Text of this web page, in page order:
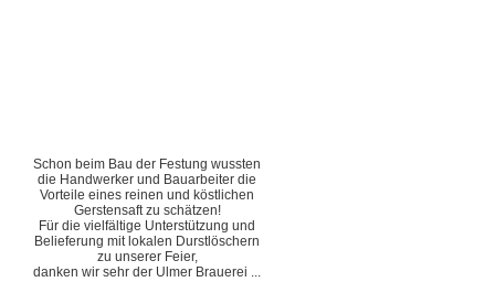
Schon beim Bau der Festung wussten
die Handwerker und Bauarbeiter die
Vorteile eines reinen und köstlichen
Gerstensaft zu schätzen!
Für die vielfältige Unterstützung und
Belieferung mit lokalen Durstlöschern
zu unserer Feier,
danken wir sehr der Ulmer Brauerei ...